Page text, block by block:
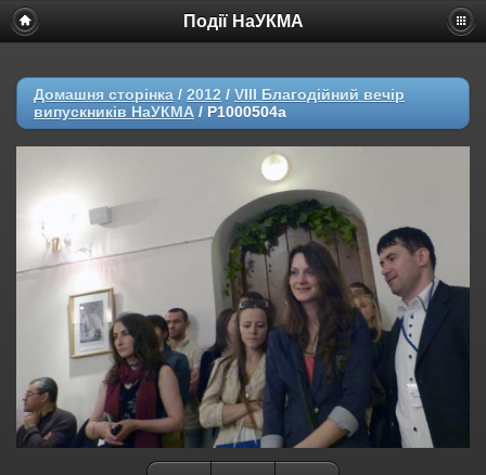
Події НаУКМА
Домашня сторінка / 2012 / VIII Благодійний вечір
випускників НаУКМА / P1000504a